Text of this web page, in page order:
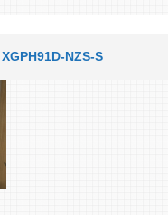
NZS-S